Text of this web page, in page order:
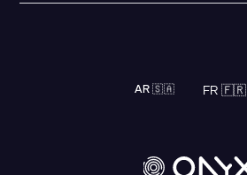
FR 🇫🇷
AR 🇸🇦